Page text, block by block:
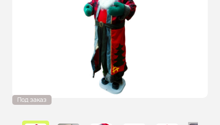
Под заказ